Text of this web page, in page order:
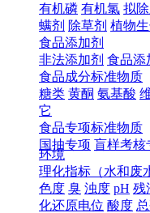
有机磷 有机氯 拟
螨剂 除草剂 植物
食品添加剂
非法添加剂 食品添
食品成分标准物质
糖类 黄酮 氨基酸
它
食品专项标准物质
国抽专项 盲样考核
环境
理化指标（水和废
色度 臭 浊度 pH 残
化还原电位 酸度